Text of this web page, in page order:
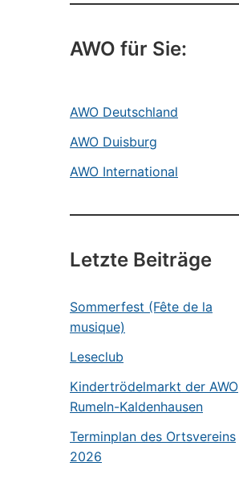
AWO für Sie:
AWO Deutschland
AWO Duisburg
AWO International
Letzte Beiträge
Sommerfest (Fête de la
musique)
Leseclub
Kindertrödelmarkt der AWO
Rumeln-Kaldenhausen
Terminplan des Ortsvereins
2026